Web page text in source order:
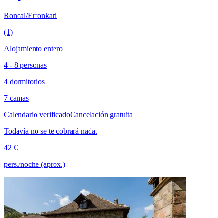
Roncal/Erronkari
(1)
Alojamiento entero
4 - 8 personas
4 dormitorios
7 camas
Calendario verificadoCancelación gratuita
Todavía no se te cobrará nada.
42 €
pers./noche (aprox.)